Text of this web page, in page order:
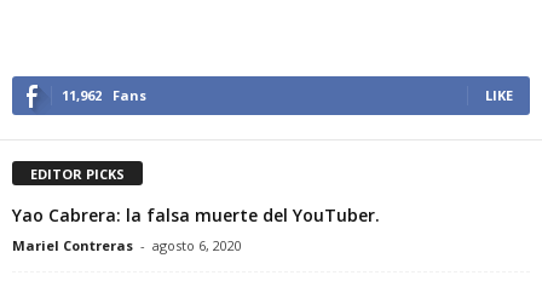
11,962 Fans LIKE
EDITOR PICKS
Yao Cabrera: la falsa muerte del YouTuber.
Mariel Contreras - agosto 6, 2020